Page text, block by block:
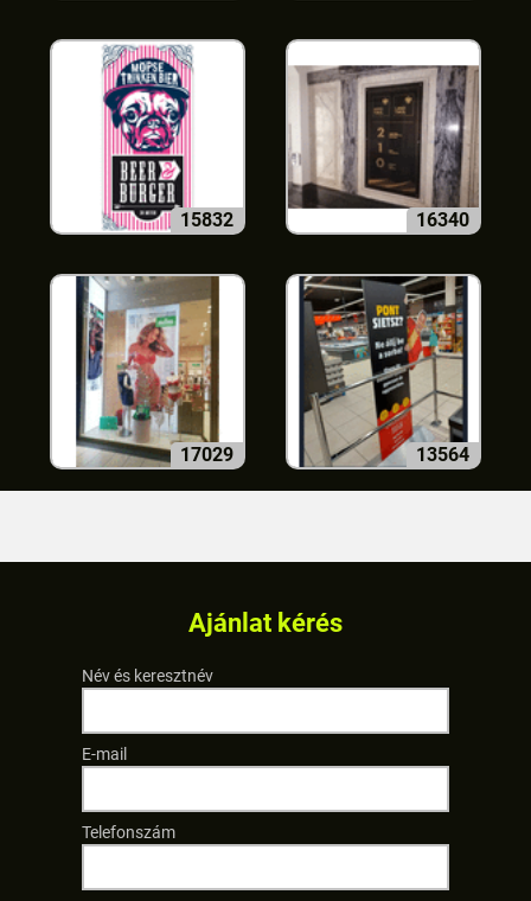
15832 16340
17029 13564
Ajánlat kérés
Név és keresztnév
E-mail
Telefonszám